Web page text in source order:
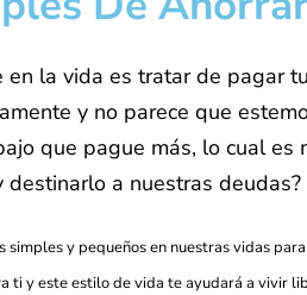
la vida es tratar de pagar
y no parece que
que pague más, lo cual
a nuestras deudas?
simples y pequeños en nuestras vidas
ti y este estilo de vida te ayudará a vivir